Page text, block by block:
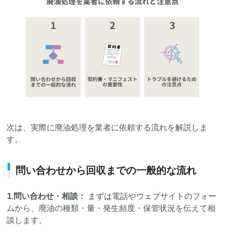
次は、実際に廃油処理を業者に依頼する流れを解説しま
す。
問い合わせから回収までの一般的な流れ
1.問い合わせ・相談：
まずは電話やウェブサイトのフォー
ムから、廃油の種類・量・発生頻度・保管状況を伝えて相
談します。